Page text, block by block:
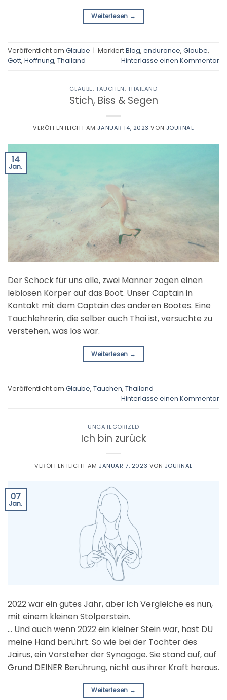
Weiterlesen →
Veröffentlicht am Glaube MarkiertBlog, endurance, Glaube,
Gott, Hoffnung, Thailand Hinterlasse einen Kommentar
GLAUBE, TAUCHEN,THAILAND
Stich, Biss & Segen
VERÖFFENTLICHT AMJANUAR 14, 2023 VON JOURNAL
14
Jan.
Der Schock für uns alle, zwei Männer zogen einen
leblosen Körper auf das Boot. Unser Captain in
Kontakt mit dem Captain des anderen Bootes. Eine
Tauchlehrerin, die selber auch Thai ist, versuchte zu
verstehen, was los war.
Weiterlesen →
Veröffentlicht am Glaube, Tauchen, Thailand
Hinterlasse einen Kommentar
UNCATEGORIZED
Ich bin zurück
VERÖFFENTLICHT AMJANUAR 7, 2023 VON JOURNAL
07
Jan.
2022 war ein gutes Jahr, aber ich Vergleiche es nun,
mit einem kleinen Stolperstein.
… Und auch wenn 2022 ein kleiner Stein war, hast DU
meine Hand berührt. So wie bei der Tochter des
Jairus, ein Vorsteher der Synagoge. Sie stand auf, auf
Grund DEINER Berührung, nicht aus ihrer Kraft heraus.
Weiterlesen →